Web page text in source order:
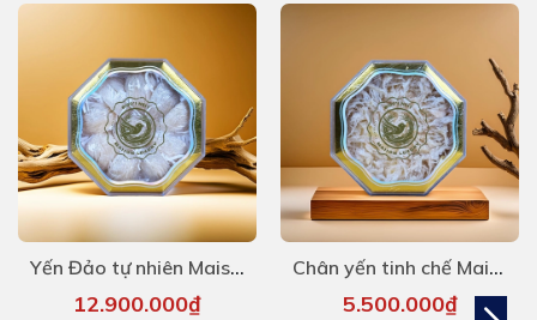
Yến Đảo tự nhiên Maison 100g - hàng siêu VIP
12.900.000₫
Chân yến tinh chế Maison 100g
5.500.000₫